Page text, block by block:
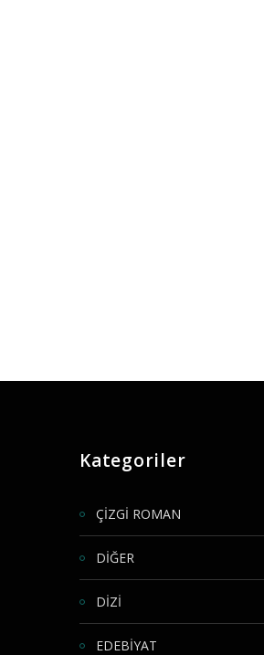
Kategoriler
ÇİZGİ ROMAN
DİĞER
DİZİ
EDEBİYAT